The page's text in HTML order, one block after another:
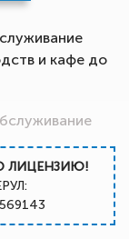
и кафе до
ЛИЦЕНЗИЮ!